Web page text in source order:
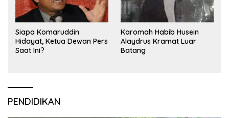
Siapa Komaruddin
Hidayat, Ketua Dewan Pers
Saat Ini?
Karomah Habib Husein
Alaydrus Kramat Luar
Batang
PENDIDIKAN